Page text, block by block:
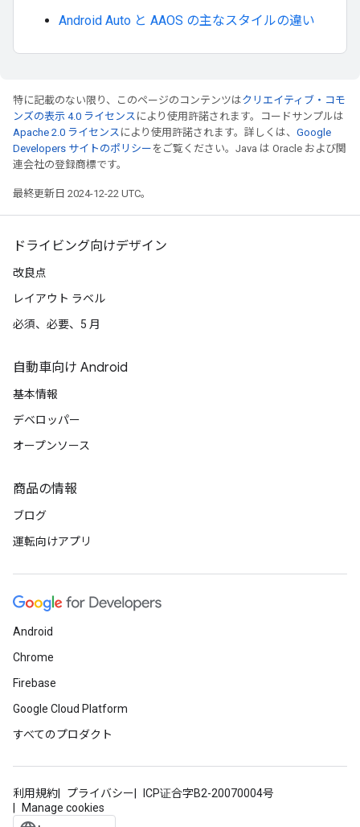
Android Auto と AAOS の主なスタイルの違い
特に記載のない限り、このページのコンテンツはクリエイティブ・コモ
ンズの表示 4.0 ライセンス により使用許諾されます。コードサンプルは
Apache 2.0 ライセンス により使用許諾されます。詳しくは、 Google
Developers サイトのポリシー をご覧ください。Java は Oracle および関
連会社の登録商標です。
最終更新日 2024-12-22 UTC。
ドライビング向けデザイン
改良点
レイアウト ラベル
必須、必要、5 月
自動車向け Android
基本情報
デベロッパー
オープンソース
商品の情報
ブログ
運転向けアプリ
Android
Chrome
Firebase
Google Cloud Platform
すべてのプロダクト
利用規約 プライバシー
ICP证合字B2-20070004号
Manage cookies